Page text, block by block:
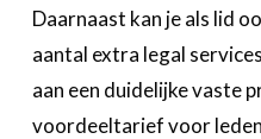
Daarnaast kan je als lid
aantal extra legal
aan een duidelijke vaste
voordeeltarief voor